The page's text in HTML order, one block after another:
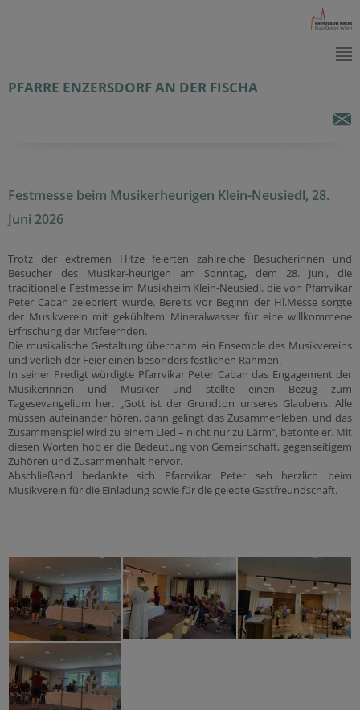
PFARRE ENZERSDORF AN DER FISCHA
Festmesse beim Musikerheurigen Klein-Neusiedl, 28.
Juni 2026
Trotz der extremen Hitze feierten zahlreiche Besucherinnen und
Besucher des Musiker-heurigen am Sonntag, dem 28. Juni, die
traditionelle Festmesse im Musikheim Klein-Neusiedl, die von Pfarrvikar
Peter Caban zelebriert wurde. Bereits vor Beginn der Hl.Messe sorgte
der Musikverein mit gekühltem Mineralwasser für eine willkommene
Erfrischung der Mitfeiernden.
Die musikalische Gestaltung übernahm ein Ensemble des Musikvereins
und verlieh der Feier einen besonders festlichen Rahmen.
In seiner Predigt würdigte Pfarrvikar Peter Caban das Engagement der
Musikerinnen und Musiker und stellte einen Bezug zum
Tagesevangelium her. „Gott ist der Grundton unseres Glaubens. Alle
müssen aufeinander hören, dann gelingt das Zusammenleben, und das
Zusammenspiel wird zu einem Lied – nicht nur zu Lärm“, betonte er. Mit
diesen Worten hob er die Bedeutung von Gemeinschaft, gegenseitigem
Zuhören und Zusammenhalt hervor.
Abschließend bedankte sich Pfarrvikar Peter seh herzlich beim
Musikverein für die Einladung sowie für die gelebte Gastfreundschaft.